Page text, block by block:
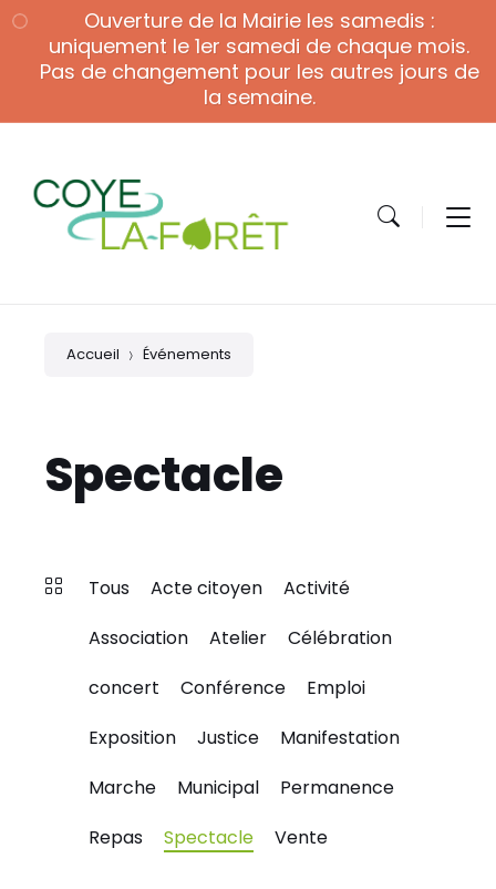
to
content
to
navigation
to
footer
Ouverture de la Mairie les samedis :
uniquement le 1er samedi de chaque mois.
Pas de changement pour les autres jours de
la semaine.
Accueil Événements
Spectacle
Tous Acte citoyen
Activité
Association
Atelier
Célébration
concert
Conférence
Emploi
Exposition
Justice
Manifestation
Marche
Municipal
Permanence
Repas
Spectacle Vente